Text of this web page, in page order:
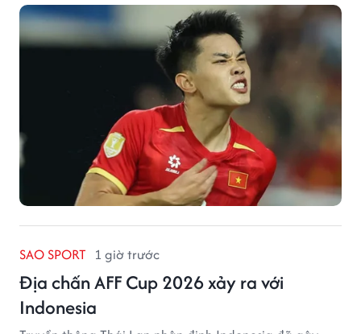
SAO SPORT 1 giờ trước
Địa chấn AFF Cup 2026 xảy ra với
Indonesia